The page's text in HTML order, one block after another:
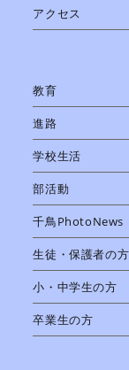
アクセス
教育
進路
学校生活
部活動
千鳥PhotoNews
生徒・保護者の方
小・中学生の方
卒業生の方